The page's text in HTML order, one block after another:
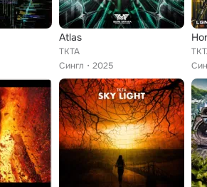
Atlas
TKTA
Сингл
2025